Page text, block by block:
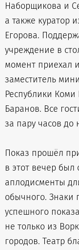
Наборщикова и
а также куратор
Егорова.
учреждение в
момент приехал
заместитель
Республики
Баранов. Все
за пару часов до
Показ прошёл
в этот вечер был
аплодисменты
обычного. Знаки
успешного
не только из
городов. Театр